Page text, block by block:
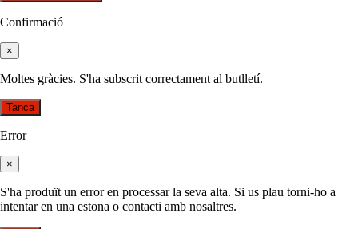
Confirmació
×
Moltes gràcies. S'ha subscrit correctament al butlletí.
Tanca
Error
×
S'ha produït un error en processar la seva alta. Si us plau torni-ho a
intentar en una estona o contacti amb nosaltres.